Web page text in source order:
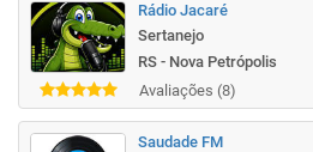
Rádio Jacaré
Sertanejo
RS - Nova Petrópolis
Avaliações (8)
Saudade FM